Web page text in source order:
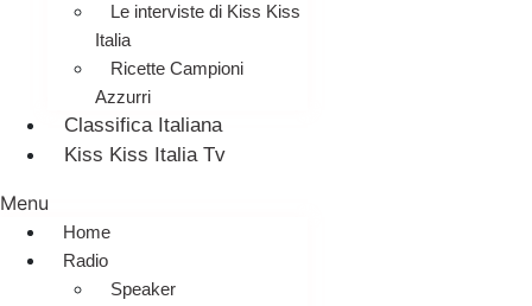
Le interviste di Kiss Kiss
Italia
Ricette Campioni
Azzurri
Classifica Italiana
Kiss Kiss Italia Tv
Menu
Home
Radio
Speaker